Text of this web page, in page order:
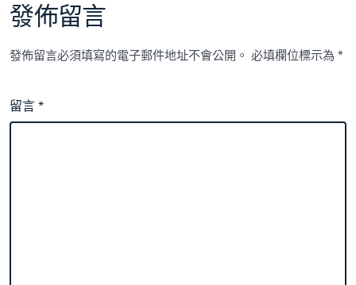
發佈留言
發佈留言必須填寫的電子郵件地址不會公開。 必填欄位標示為*
留言*